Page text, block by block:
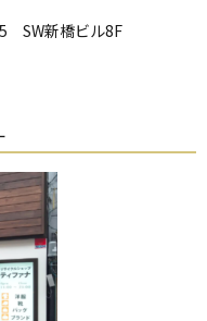
SW新橋ビル8F